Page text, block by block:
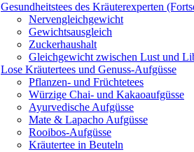
Gesundheitstees des Kräuterexperten
Nervengleichgewicht
Gewichtsausgleich
Zuckerhaushalt
Gleichgewicht zwischen Lust und
Lose Kräutertees und Genuss-Aufgüsse
Pflanzen- und Früchtetees
Würzige Chai- und Kakaoaufgüsse
Ayurvedische Aufgüsse
Mate & Lapacho Aufgüsse
Rooibos-Aufgüsse
Kräutertee in Beuteln